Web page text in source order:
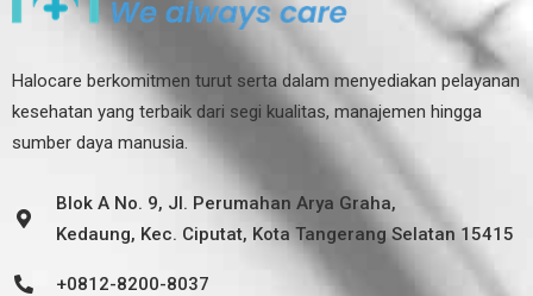
Halocare berkomitmen turut serta dalam menyediakan pelayanan
kesehatan yang terbaik dari segi kualitas, manajemen hingga
sumber daya manusia.
Blok A No. 9, Jl. Perumahan Arya Graha,
Kedaung, Kec. Ciputat, Kota Tangerang Selatan 15415
+0812-8200-8037